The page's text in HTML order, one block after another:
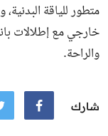
متطور للياقة
خارجي مع إطلالات
والراحة.
شارك